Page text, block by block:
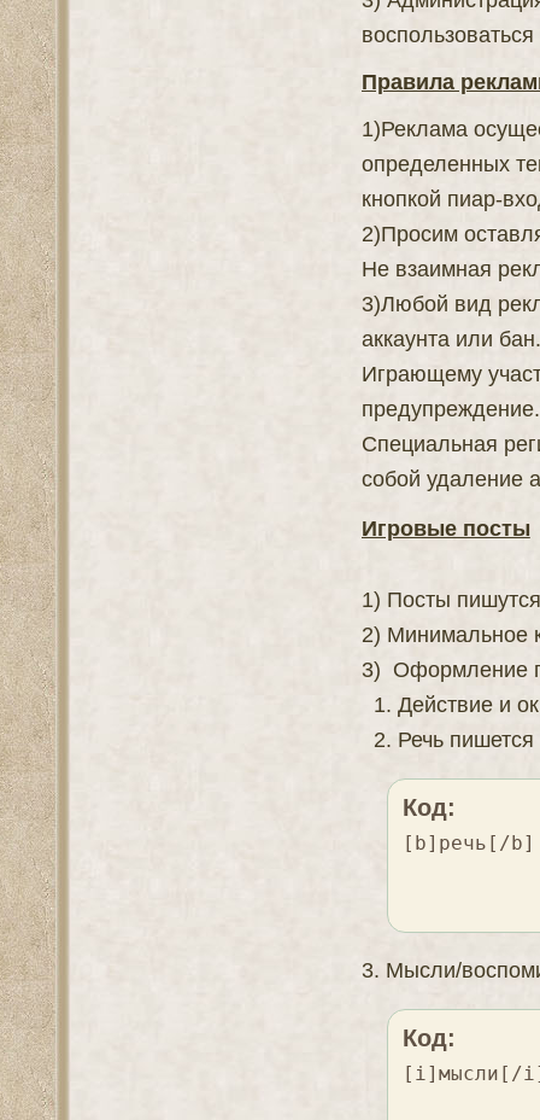
Правила
1)Реклама
определенных
кнопкой пиар-
2)Просим
Не взаимная
3)Любой вид
аккаунта или бан.
Играющему
предупреждение.
Специальная
собой удаление
Игровые посты
1) Посты
2) Минимальное
3) Оформление
1. Действие и
2. Речь
Код:
[b]речь[/b]
3. Мысли/
Код:
[i]мысли[/